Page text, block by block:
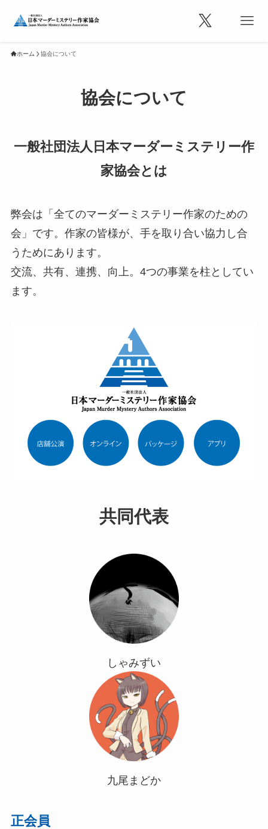
ホーム 協会について
協会について
一般社団法人日本マーダーミステリー作
家協会とは
弊会は「全てのマーダーミステリー作家のための
会」です。作家の皆様が、手を取り合い協力し合
うためにあります。
交流、共有、連携、向上。4つの事業を柱としてい
ます。
共同代表
しゃみずい
九尾まどか
正会員